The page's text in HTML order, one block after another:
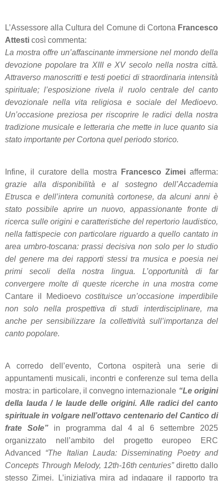
L’Assessore alla Cultura del Comune di Cortona Francesco
Attesti così commenta:
La mostra offre un’affascinante immersione nel mondo della
devozione popolare tra XIII e XV secolo nella nostra città.
Attraverso manoscritti e testi poetici di straordinaria intensità
spirituale; l’esposizione rivela il ruolo centrale del canto
devozionale nella vita religiosa e sociale del Medioevo.
Un’occasione preziosa per riscoprire le radici della nostra
tradizione musicale e letteraria che mette in luce quanto sia
stato importante per Cortona quel periodo storico.
Infine, il curatore della mostra Francesco Zimeiafferma:
grazie alla disponibilità e al sostegno dell’Accademia
Etrusca e dell’intera comunità cortonese, da alcuni anni è
stato possibile aprire un nuovo, appassionante fronte di
ricerca sulle origini e caratteristiche del repertorio laudistico,
nella fattispecie con particolare riguardo a quello cantato in
area umbro-toscana: prassi decisiva non solo per lo studio
del genere ma dei rapporti stessi tra musica e poesia nei
primi secoli della nostra lingua. L’opportunità di far
convergere molte di queste ricerche in una mostra come
Cantare il Medioevocostituisce un’occasione imperdibile
non solo nella prospettiva di studi interdisciplinare, ma
anche per sensibilizzare la collettività sull’importanza del
canto popolare.
A corredo dell’evento, Cortona ospiterà una serie di
appuntamenti musicali, incontri e conferenze sul tema della
mostra: in particolare, il convegno internazionale “Le origini
della lauda / le laude delle origini. Alle radici del canto
spirituale in volgare nell’ottavo centenario del Cantico di
frate Sole” in programma dal 4 al 6 settembre 2025
organizzato nell’ambito del progetto europeo ERC
Advanced
“The Italian Lauda: Disseminating Poetry and
Concepts Through Melody, 12th-16th centuries”diretto dallo
stesso Zimei. L’iniziativa mira ad indagare il rapporto tra